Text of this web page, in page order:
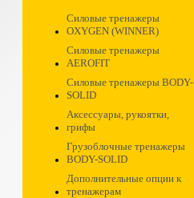
Силовые тренажеры
OXYGEN (WINNER)
Силовые тренажеры
AEROFIT
Силовые тренажеры BODY-
SOLID
Аксессуары, рукоятки,
грифы
Грузоблочные тренажеры
BODY-SOLID
Дополнительные опции к
тренажерам